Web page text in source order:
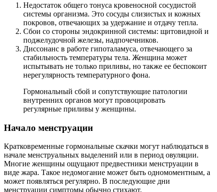
Недостаток общего тонуса кровеносной сосудистой
системы организма. Это сосуды слизистых и кожных
покровов, отвечающих за удержание и отдачу тепла.
Сбои со стороны эндокринной системы: щитовидной и
поджелудочной железы, надпочечников.
Диссонанс в работе гипоталамуса, отвечающего за
стабильность температуры тела. Женщина может
испытывать не только приливы, но также ее беспокоит
нерегулярность температурного фона.
Гормональный сбой и сопутствующие патологии
внутренних органов могут провоцировать
регулярные приливы у женщины.
Начало менструации
Кратковременные гормональные скачки могут наблюдаться в
начале менструальных выделений или в период овуляции.
Многие женщины ощущают предвестники менструации в
виде жара. Такое недомогание может быть одномоментным, а
может появляться регулярно. В последующие дни
менструации симптомы обычно стихают.